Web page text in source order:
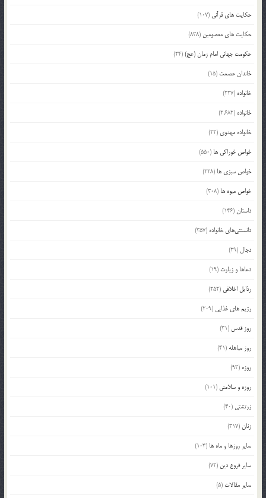
حکایت های قرآنی (107)
حکایت های معصومین (838)
حکومت جهانی امام زمان (عج)(24)
خاندان عصمت (15)
خانواده (227)
خانواده (2,682)
خانواده مهدوی (22)
خواص خوراکی ها (550)
خواص سبزی ها (228)
خواص میوه ها (308)
داستان (146)
دانستنی‌های خانواده (357)
دجال (29)
دعاها و زیارت (19)
رذایل اخلاقی (252)
رژیم های غذایی (209)
روز قدس (31)
روز مباهله (41)
روزه (93)
روزه و سلامتی (101)
زرتشتی (40)
زنان (317)
سایر روزها و ماه ها (103)
سایر فروع دین (72)
سایر مقالات (5)